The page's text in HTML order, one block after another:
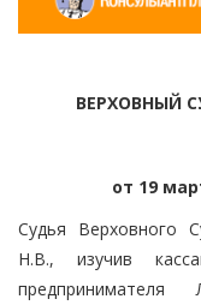
ВЕРХОВНЫЙ
от 19
Судья Верховного
Н.В., изучив
предпринимателя